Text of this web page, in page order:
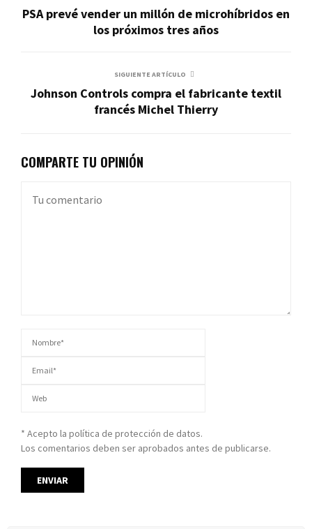
PSA prevé vender un millón de microhíbridos en
los próximos tres años
SIGUIENTE ARTÍCULO
Johnson Controls compra el fabricante textil
francés Michel Thierry
COMPARTE TU OPINIÓN
* Acepto la política de protección de datos.
Los comentarios deben ser aprobados antes de publicarse.